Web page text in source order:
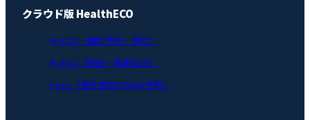
クラウド版 HealthECO
H-ECO（健診予約・受付）
K-ECO（検査・結果出力）
i-eco（受診者向けWeb予約）